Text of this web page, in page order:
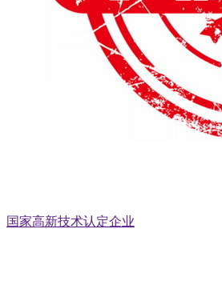
国家高新技术认定企业